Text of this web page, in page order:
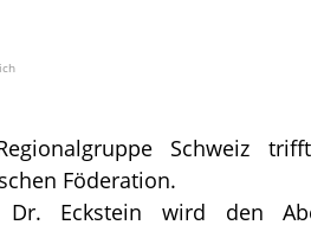
Schweiz
Föderation.
Dr. Eckstein wird den